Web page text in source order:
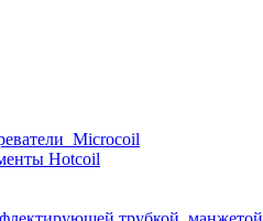
Hotcoil